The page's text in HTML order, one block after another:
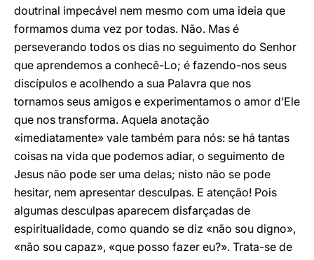
doutrinal impecável nem mesmo com uma ideia que
formamos duma vez por todas. Não. Mas é
perseverando todos os dias no seguimento do Senhor
que aprendemos a conhecê-Lo; é fazendo-nos seus
discípulos e acolhendo a sua Palavra que nos
tornamos seus amigos e experimentamos o amor d’Ele
que nos transforma. Aquela anotação
«imediatamente» vale também para nós: se há tantas
coisas na vida que podemos adiar, o seguimento de
Jesus não pode ser uma delas; nisto não se pode
hesitar, nem apresentar desculpas. E atenção! Pois
algumas desculpas aparecem disfarçadas de
espiritualidade, como quando se diz «não sou digno»,
«não sou capaz», «que posso fazer eu?». Trata-se de